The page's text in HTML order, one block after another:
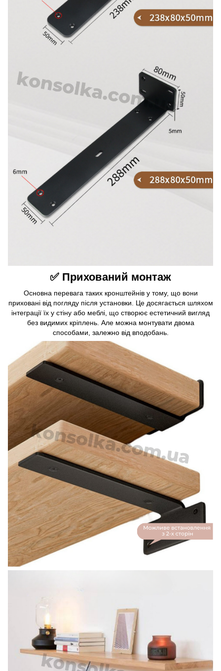
✅ Прихований монтаж
Основна перевага таких кронштейнів у тому, що вони
приховані від погляду після установки. Це досягається шляхом
інтеграції їх у стіну або меблі, що створює естетичний вигляд
без видимих ​​кріплень. Але можна монтувати двома
способами, залежно від вподобань.